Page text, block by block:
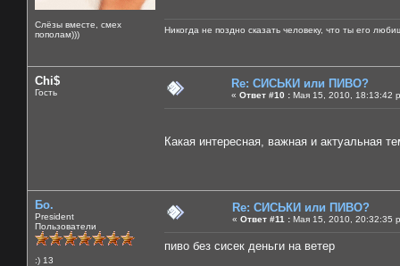
Слёзы вместе, смех
пополам)))
Никогда не поздно сказать человеку, что ты его
Chi$
Гость
Re: СИСЬКИ или ПИВО?
« Ответ #10 : Мая 15, 2010, 18:13:42
Какая интересная, важная и актуальная
Бо.
President
Пользователи
:) 13
Re: СИСЬКИ или ПИВО?
« Ответ #11 : Мая 15, 2010, 20:32:35
пиво без сисек деньги на ветер